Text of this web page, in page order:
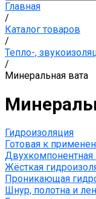
Главная
/
Каталог товаров
/
Тепло-,
/
Минеральная вата
Гидроизоляция
Готовая к
Двухкомпонентная
Жёсткая
Проникающая
Шнур, полотна и